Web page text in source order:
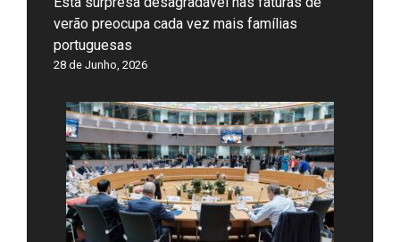
verão preocupa cada vez mais famílias
portuguesas
28 de Junho, 2026